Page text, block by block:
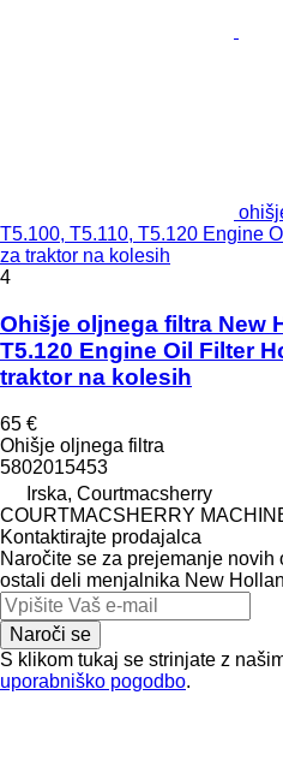
T5.100, T5.110, T5.120 Engine
za traktor na kolesih
4
Ohišje oljnega filtra New
T5.120 Engine Oil Filter
traktor na kolesih
65 €
Ohišje oljnega filtra
5802015453
Irska, Courtmacsherry
COURTMACSHERRY
Kontaktirajte prodajalca
Naročite se za prejemanje novih
ostali deli menjalnika New
Naroči se
S klikom tukaj se strinjate z
uporabniško pogodbo.